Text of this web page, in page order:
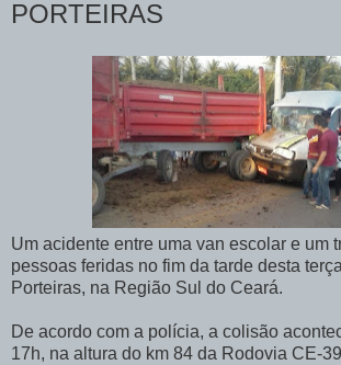
PORTEIRAS
Um acidente entre uma van escolar e um
pessoas feridas no fim da tarde desta
Porteiras, na Região Sul do Ceará.
De acordo com a polícia, a colisão
17h, na altura do km 84 da Rodovia CE-